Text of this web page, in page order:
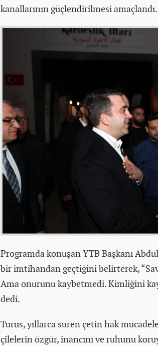
kanallarının güçlendirilmesi amaçlandı.
Programda konuşan YTB Başkanı
bir imtihandan geçtiğini belirterek,
Ama onurunu kaybetmedi. Kimliğini
dedi.
Turus, yıllarca süren çetin hak
çilelerin özgür, inancını ve ruhunu